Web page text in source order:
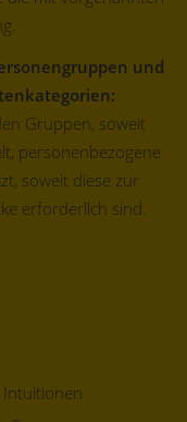
und
Gruppen, soweit
personenbezogene
soweit diese zur
erforderlich sind.
Intuitionen